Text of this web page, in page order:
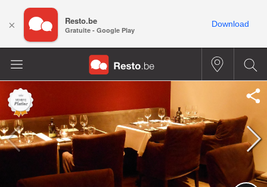
× Resto.be
Gratuite - Google Play
Download